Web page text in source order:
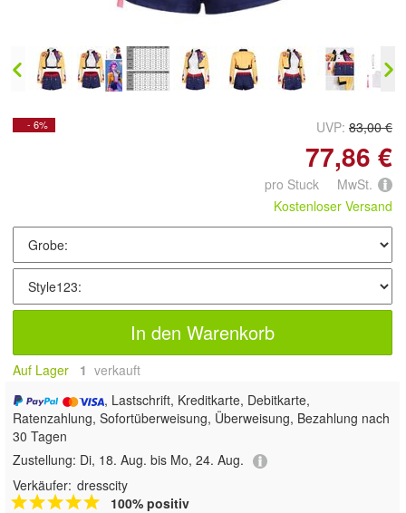
- 6% UVP: 83,00 €
77,86 €
pro Stuck MwSt.
Kostenloser Versand
In den Warenkorb
Auf Lager 1 verkauft
, Lastschrift, Kreditkarte, Debitkarte,
Ratenzahlung, Sofortüberweisung, Überweisung, Bezahlung nach
30 Tagen
Zustellung: Di, 18. Aug. bis Mo, 24. Aug.
Verkäufer: dresscity
100% positiv